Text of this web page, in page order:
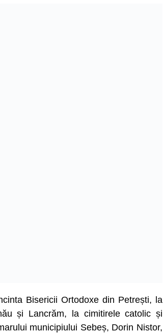
Bisericii Ortodoxe din Petrești, la
și Lancrăm, la cimitirele catolic și
municipiului Sebeș, Dorin Nistor,